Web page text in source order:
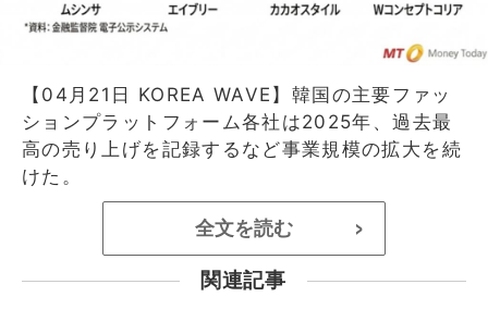
【04月21日 KOREA WAVE】韓国の主要ファッ
ションプラットフォーム各社は2025年、過去最
高の売り上げを記録するなど事業規模の拡大を続
けた。
全文を読む >
関連記事